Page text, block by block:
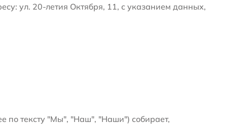
ул. 20-летия Октября, 11, с указанием данных,
по тексту "Мы", "Наш", "Наши") собирает,